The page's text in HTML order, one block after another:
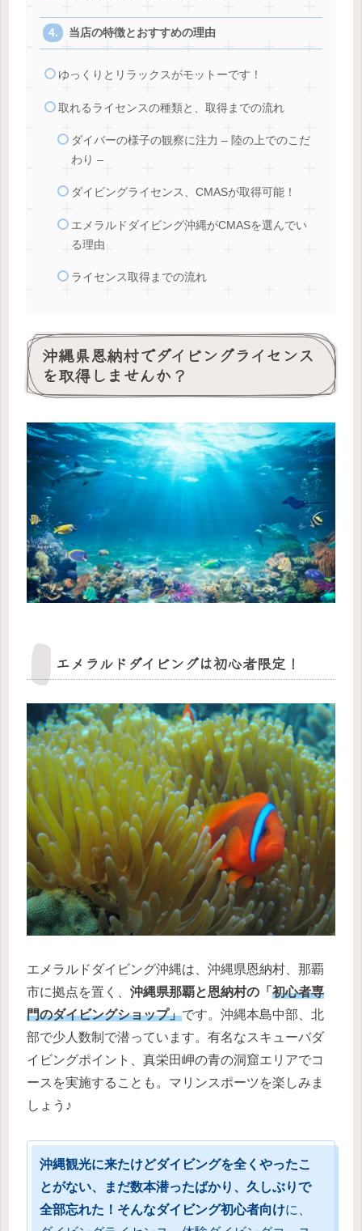
当店の特徴とおすすめの理由
ゆっくりとリラックスがモットーです！
取れるライセンスの種類と、取得までの流れ
ダイバーの様子の観察に注力 – 陸の上でのこだ
わり –
ダイビングライセンス、CMASが取得可能！
エメラルドダイビング沖縄がCMASを選んでい
る理由
ライセンス取得までの流れ
沖縄県恩納村でダイビングライセンス
を取得しませんか？
エメラルドダイビングは初心者限定！
エメラルドダイビング沖縄は、沖縄県恩納村、那覇
市に拠点を置く、 沖縄県那覇と恩納村の「 初心者専
門のダイビングショップ」です。沖縄本島中部、北
部で少人数制で潜っています。有名なスキューバダ
イビングポイント、真栄田岬の青の洞窟エリアでコ
ースを実施することも。マリンスポーツを楽しみま
しょう♪
沖縄観光に来たけどダイビングを全くやったこ
とがない、まだ数本潜ったばかり、久しぶりで
全部忘れた！そんなダイビング初心者向けに、